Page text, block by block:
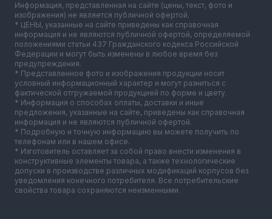
Информация, представленная на сайте (цены, текст, фото и
изображения) не является публичной офертой.
* ЦЕНЫ, указанные на сайте приведены как справочная
информация и не являются публичной офертой, определяемой
положениями статьи 437 Гражданского кодекса Российской
Федерации и могут быть изменены в любое время без
предупреждения.
* Представленное фото и изображения продукции носит
условный информационный характер и могут разниться с
фактической отгружаемой продукцией по форме и цвету.
* Информация о способах оплаты, доставки и иные
предложения, указанные на сайте, приведены как справочная
информация и не являются публичной офертой.
* Подробную и точную информацию вы можете получить по
телефонам или в нашем офисе.
* Изготовитель оставляет за собой право внести изменения в
конструктивные элементы товара, а также технологические
допуски в производстве различных модификаций корпусов без
уведомления конечного потребителя. Все потребительские
свойства товара сохраняются неизменными.